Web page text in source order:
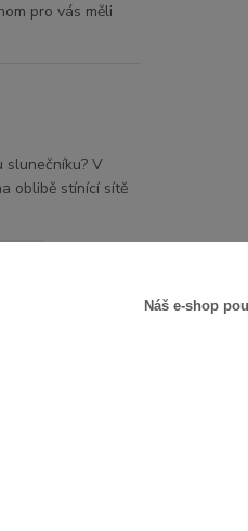
pro vás měli
V
oblibě stínící sítě
Náš e-shop